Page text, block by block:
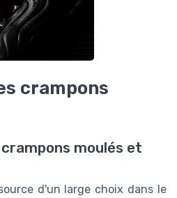
crampons
moulés et
d'un large choix dans le